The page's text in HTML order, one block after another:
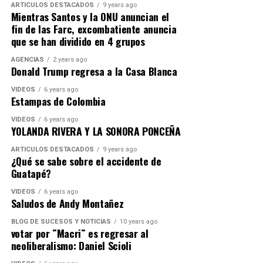
buenos seres humanos. Las malas personas no pueden
ser buenos periodistas. Si se es una buena persona se
puede intentar comprender a los demás, sus
intenciones, su fe, sus intereses, sus dificultades, sus
tragedias”. Ryszar Kapuscinsky
“El periodista de investigación es a menudo
indispensable para el bienestar de la sociedad, pero sólo
si sabe cuando dejar de investigar”.
El Periodismo de investigación es como un detective, un
sabueso que persigue el mal que afecta a una sociedad y
lo encierra dentro de conceptos literarios para que sea
juzgado por la opinión pública.
RELATED TOPICS:
FAVORES SEXUALES
PERIODISMO INVESTIGATIVO
PREBENDAS
ARTICULOS DESTACADOS 9 years ago
Mientras Santos y la ONU anuncian el
fin de las Farc, excombatiente anuncia
que se han dividido en 4 grupos
AGENCIAS 2 years ago
Donald Trump regresa a la Casa Blanca
VIDEOS 6 years ago
Estampas de Colombia
VIDEOS 6 years ago
YOLANDA RIVERA Y LA SONORA PONCEÑA
ARTICULOS DESTACADOS 9 years ago
¿Qué se sabe sobre el accidente de
Guatapé?
VIDEOS 6 years ago
Saludos de Andy Montañez
BLOG DE SUCESOS Y NOTICIAS 10 years ago
votar por ¨Macri¨ es regresar al
neoliberalismo: Daniel Scioli